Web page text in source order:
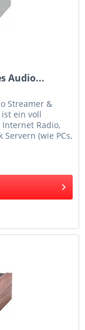
Audio...
Streamer &
ein voll
Radio,
(wie PCs,